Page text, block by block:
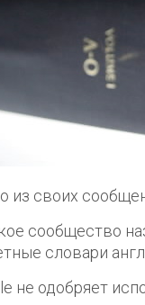
из своих
сообщество
словари
не одобряет